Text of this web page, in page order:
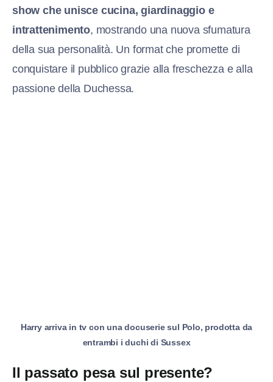
show che unisce cucina, giardinaggio e
intrattenimento, mostrando una nuova sfumatura
della sua personalità. Un format che promette di
conquistare il pubblico grazie alla freschezza e alla
passione della Duchessa.
Harry arriva in tv con una docuserie sul Polo, prodotta da
entrambi i duchi di Sussex
Il passato pesa sul presente?